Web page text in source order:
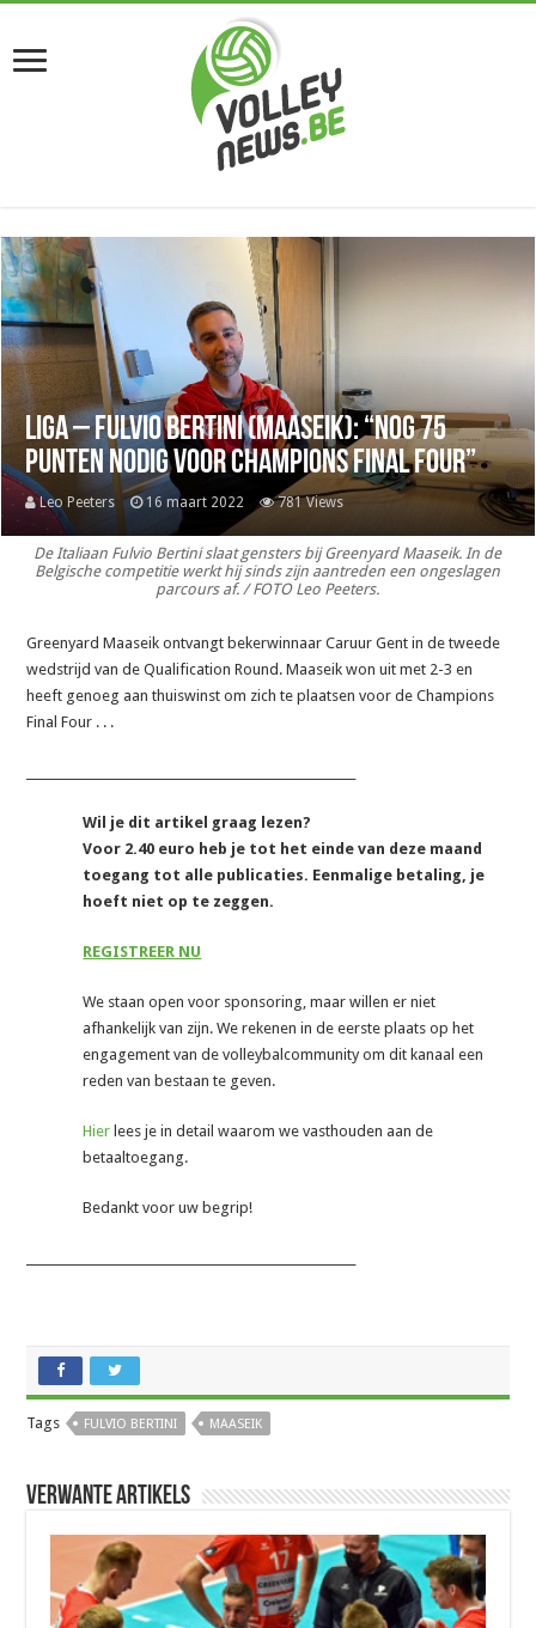
Liga – Fulvio Bertini (Maaseik): “Nog 75
punten nodig voor Champions Final Four”
Leo Peeters 16 maart 2022 781 Views
De Italiaan Fulvio Bertini slaat gensters bij Greenyard Maaseik. In de
Belgische competitie werkt hij sinds zijn aantreden een ongeslagen
parcours af. / FOTO Leo Peeters.
Greenyard Maaseik ontvangt bekerwinnaar Caruur Gent in de tweede
wedstrijd van de Qualification Round. Maaseik won uit met 2-3 en
heeft genoeg aan thuiswinst om zich te plaatsen voor de Champions
Final Four . . .
Wil je dit artikel graag lezen?
Voor 2.40 euro heb je tot het einde van deze maand
toegang tot alle publicaties. Eenmalige betaling, je
hoeft niet op te zeggen.
REGISTREER NU
We staan open voor sponsoring, maar willen er niet
afhankelijk van zijn. We rekenen in de eerste plaats op het
engagement van de volleybalcommunity om dit kanaal een
reden van bestaan te geven.
Hier lees je in detail waarom we vasthouden aan de
betaaltoegang.
Bedankt voor uw begrip!
Tags FULVIO BERTINI MAASEIK
Verwante artikels